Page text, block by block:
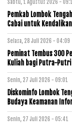
Sabtu, 1 Agustus 2026 -
Pemkab Lombok
Cabai untuk
Selasa, 28 Juli 2026 - 04:09
Peminat Tembus 300
Kuliah bagi Putra-Putri
Senin, 27 Juli 2026 - 09:01
Diskominfo Lombok
Budaya Keamanan
Senin, 27 Juli 2026 - 05:41